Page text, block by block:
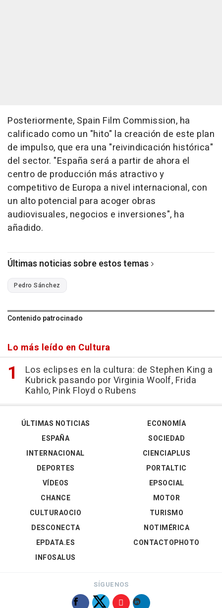
Posteriormente, Spain Film Commission, ha
calificado como un "hito" la creación de este plan
de impulso, que era una "reivindicación histórica"
del sector. "España será a partir de ahora el
centro de producción más atractivo y
competitivo de Europa a nivel internacional, con
un alto potencial para acoger obras
audiovisuales, negocios e inversiones", ha
añadido.
Últimas noticias sobre estos temas
Pedro Sánchez
Contenido patrocinado
Lo más leído en Cultura
Los eclipses en la cultura: de Stephen King a
Kubrick pasando por Virginia Woolf, Frida
Kahlo, Pink Floyd o Rubens
ÚLTIMAS NOTICIAS
ESPAÑA
INTERNACIONAL
DEPORTES
VÍDEOS
ECONOMÍA
SOCIEDAD
CIENCIAPLUS
PORTALTIC
EPSOCIAL
CHANCE
CULTURAOCIO
DESCONECTA
EPDATA.ES
INFOSALUS
MOTOR
TURISMO
NOTIMÉRICA
CONTACTOPHOTO
SÍGUENOS